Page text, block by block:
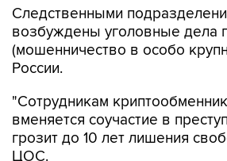
Следственными
возбуждены уголовные дела
(мошенничество в особо
России.
"Сотрудникам
вменяется соучастие в
грозит до 10 лет лишения
ЦОС.